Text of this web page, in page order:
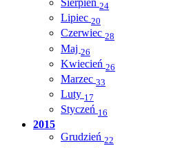
Sierpień 24
Lipiec 20
Czerwiec 28
Maj 26
Kwiecień 26
Marzec 33
Luty 17
Styczeń 16
2015
Grudzień 22